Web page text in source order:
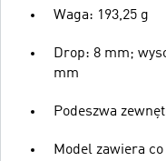
Waga: 193,25 g
Drop: 8 mm;
mm
Podeszwa
Model zawiera